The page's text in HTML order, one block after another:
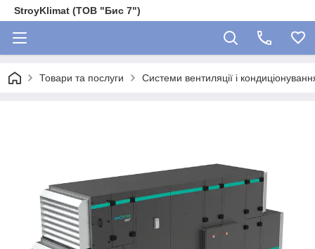
StroyKlimat (ТОВ "Бис 7")
Товари та послуги Системи вентиляції і